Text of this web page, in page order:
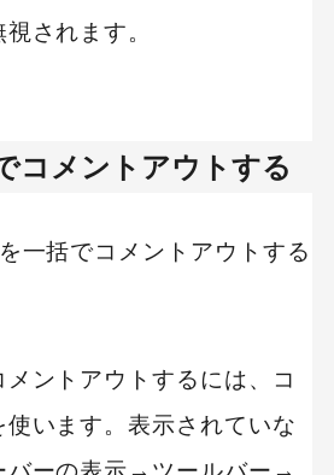
されます。
コメントアウトする
一括でコメントアウトする
ントアウトするには、コ
使います。表示されていな